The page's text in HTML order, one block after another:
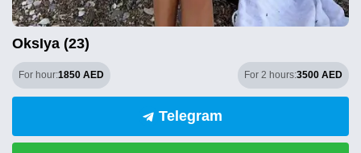
OksIya (23)
For hour:1850 AED For 2 hours:3500 AED
Telegram